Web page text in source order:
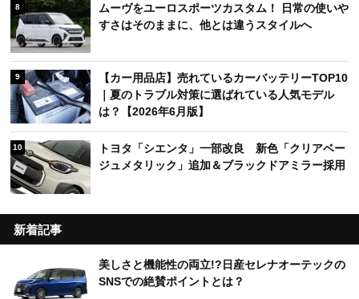
8
ムーヴをユーロスポーツカスタム！ 日常の使いや
すさはそのままに、他とは違うスタイルへ
9
【カー用品店】売れているカーバッテリーTOP10
｜夏のトラブル対策に選ばれている人気モデル
は？【2026年6月版】
10
トヨタ「シエンタ」一部改良 新色「クリアベー
ジュメタリック」追加＆ブラックドアミラー採用
新着記事
美しさと機能性の両立!?日産セレナオーテックの
SNSでの絶賛ポイントとは？